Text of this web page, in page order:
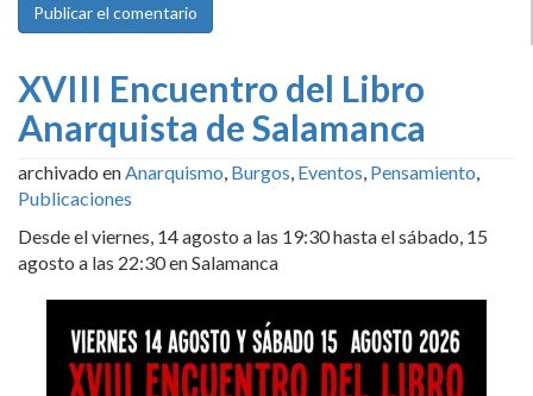
XVIII Encuentro del Libro
Anarquista de Salamanca
archivado enAnarquismo, Burgos, Eventos, Pensamiento,
Publicaciones
Desde el viernes, 14 agosto a las 19:30 hasta el sábado, 15
agosto a las 22:30 en Salamanca